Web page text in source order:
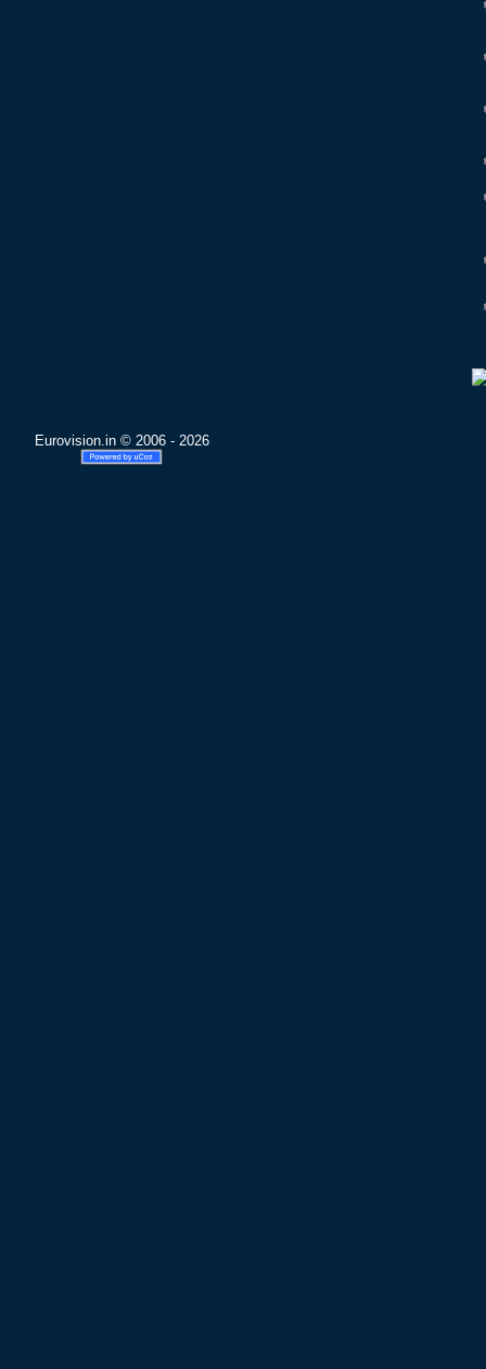
Eurovision.in © 2006 - 2026